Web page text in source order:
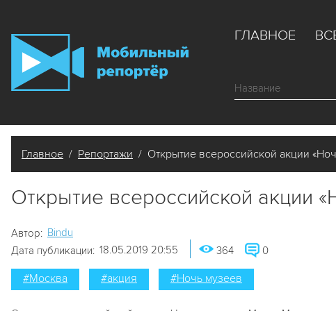
ГЛАВНОЕ
Главное / Репортажи / Открытие всероссийской акции
Открытие всероссийской акции
Автор: Bindu
Дата публикации: 18.05.2019 20:55 364 0
#Москва #акция #Ночь музеев